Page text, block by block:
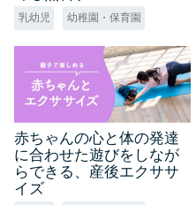
乳幼児 幼稚園・保育園
赤ちゃんの心と体の発達
に合わせた遊びをしなが
らできる、産後エクササ
イズ